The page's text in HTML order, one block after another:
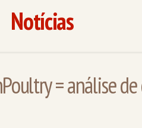
Notícias
= análise